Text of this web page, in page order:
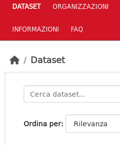
DATASET ORGANIZZAZIONI
INFORMAZIONI FAQ
Dataset
Ordina per